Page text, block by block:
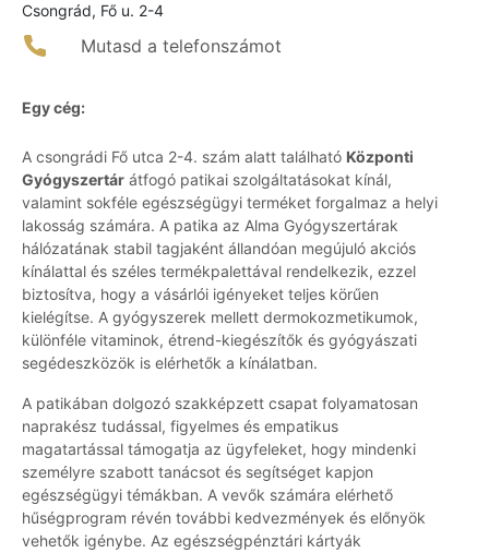
Csongrád, Fő u. 2-4
Mutasd a telefonszámot
Egy cég:
A csongrádi Fő utca 2-4. szám alatt található Központi
Gyógyszertár átfogó patikai szolgáltatásokat kínál,
valamint sokféle egészségügyi terméket forgalmaz a helyi
lakosság számára. A patika az Alma Gyógyszertárak
hálózatának stabil tagjaként állandóan megújuló akciós
kínálattal és széles termékpalettával rendelkezik, ezzel
biztosítva, hogy a vásárlói igényeket teljes körűen
kielégítse. A gyógyszerek mellett dermokozmetikumok,
különféle vitaminok, étrend-kiegészítők és gyógyászati
segédeszközök is elérhetők a kínálatban.
A patikában dolgozó szakképzett csapat folyamatosan
naprakész tudással, figyelmes és empatikus
magatartással támogatja az ügyfeleket, hogy mindenki
személyre szabott tanácsot és segítséget kapjon
egészségügyi témákban. A vevők számára elérhető
hűségprogram révén további kedvezmények és előnyök
vehetők igénybe. Az egészségpénztári kártyák